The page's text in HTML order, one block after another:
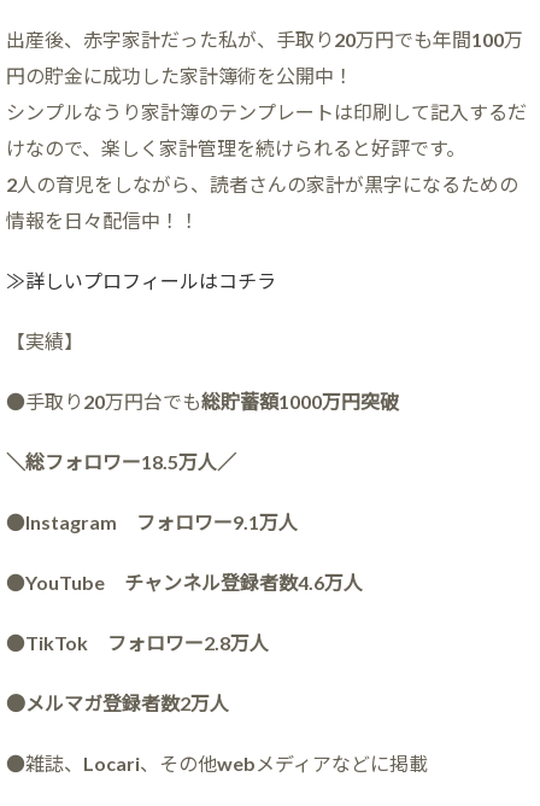
出産後、赤字家計だった私が、手取り20万円でも年間100万
円の貯金に成功した家計簿術を公開中！
シンプルなうり家計簿のテンプレートは印刷して記入するだ
けなので、楽しく家計管理を続けられると好評です。
2人の育児をしながら、読者さんの家計が黒字になるための
情報を日々配信中！！
≫詳しいプロフィールはコチラ
【実績】
●手取り20万円台でも総貯蓄額1000万円突破
＼総フォロワー18.5万人／
●Instagram フォロワー9.1万人
●YouTube チャンネル登録者数4.6万人
●TikTok フォロワー2.8万人
●メルマガ登録者数2万人
●雑誌、Locari、その他webメディアなどに掲載